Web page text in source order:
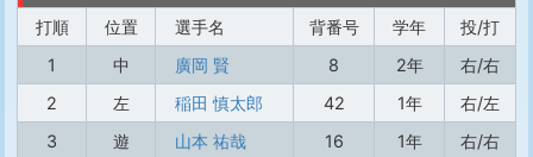
打順
位置 選手名 背番号 学年
投/打
1
中 廣岡 賢 8 2年
右/右
2
左 稲田 慎太郎 42 1年
右/左
3
遊 山本 祐哉 16 1年
右/右